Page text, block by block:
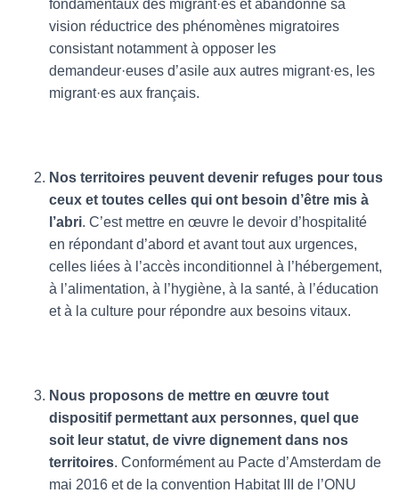
fondamentaux des migrant·es et abandonne sa
vision réductrice des phénomènes migratoires
consistant notamment à opposer les
demandeur·euses d’asile aux autres migrant·es, les
migrant·es aux français.
Nos territoires peuvent devenir refuges pour tous
ceux et toutes celles qui ont besoin d’être mis à
l’abri. C’est mettre en œuvre le devoir d’hospitalité
en répondant d’abord et avant tout aux urgences,
celles liées à l’accès inconditionnel à l’hébergement,
à l’alimentation, à l’hygiène, à la santé, à l’éducation
et à la culture pour répondre aux besoins vitaux.
Nous proposons de mettre en œuvre tout
dispositif permettant aux personnes, quel que
soit leur statut, de vivre dignement dans nos
territoires. Conformément au Pacte d’Amsterdam de
mai 2016 et de la convention Habitat III de l’ONU